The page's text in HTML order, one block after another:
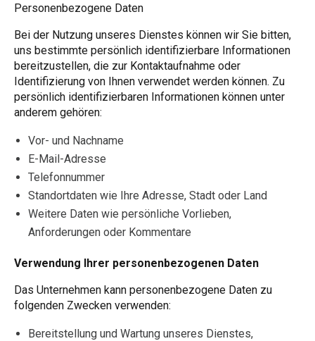
Personenbezogene Daten
Bei der Nutzung unseres Dienstes können wir Sie bitten,
uns bestimmte persönlich identifizierbare Informationen
bereitzustellen, die zur Kontaktaufnahme oder
Identifizierung von Ihnen verwendet werden können. Zu
persönlich identifizierbaren Informationen können unter
anderem gehören:
Vor- und Nachname
E-Mail-Adresse
Telefonnummer
Standortdaten wie Ihre Adresse, Stadt oder Land
Weitere Daten wie persönliche Vorlieben,
Anforderungen oder Kommentare
Verwendung Ihrer personenbezogenen Daten
Das Unternehmen kann personenbezogene Daten zu
folgenden Zwecken verwenden:
Bereitstellung und Wartung unseres Dienstes,